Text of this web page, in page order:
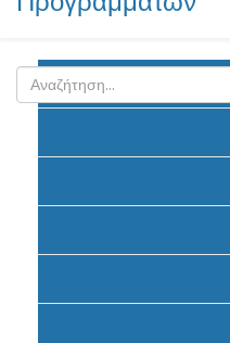
Ανακοινώσεις